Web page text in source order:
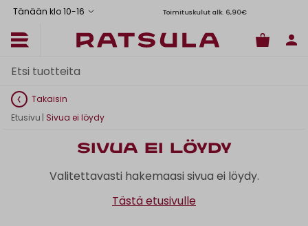
Tänään klo 10-16 Toimituskulut alk. 6,90€
Takaisin
Etusivu | Sivua ei löydy
Sivua ei löydy
Valitettavasti hakemaasi sivua ei löydy.
Tästä etusivulle